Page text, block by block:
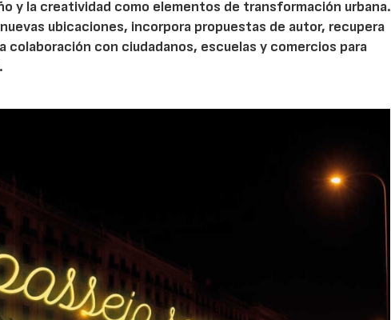
y la creatividad como elementos de transformación urbana.
ubicaciones, incorpora propuestas de autor, recupera
con ciudadanos, escuelas y comercios para